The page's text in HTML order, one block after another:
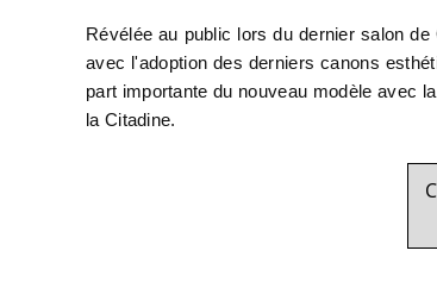
Révélée au public lors du dernier salon
avec l'adoption des derniers canons
part importante du nouveau modèle avec
la Citadine.